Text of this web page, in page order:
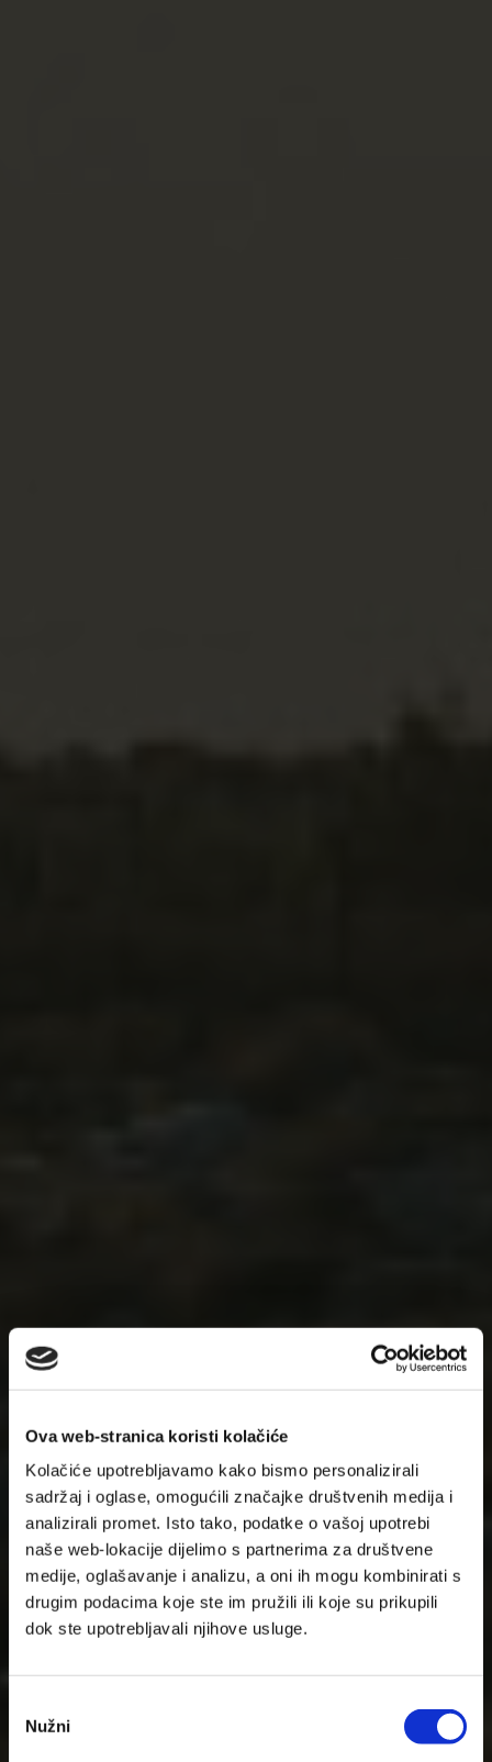
Ova web-stranica koristi kolačiće
Kolačiće upotrebljavamo kako bismo personalizirali
sadržaj i oglase, omogućili značajke društvenih medija i
analizirali promet. Isto tako, podatke o vašoj upotrebi
naše web-lokacije dijelimo s partnerima za društvene
medije, oglašavanje i analizu, a oni ih mogu kombinirati s
drugim podacima koje ste im pružili ili koje su prikupili
dok ste upotrebljavali njihove usluge.
pristanka
Nužni